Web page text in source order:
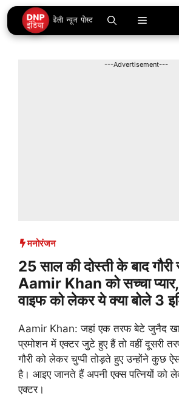
Skip
to
content
Menu
---Advertisement---
मनोरंजन
25 साल की दोस्ती के बाद गौरी
Aamir Khan को सच्चा प्यार,
वाइफ को लेकर ये क्या बोले 3
Aamir Khan: जहां एक तरफ बेटे जुनैद
प्रमोशन में एक्टर जुटे हुए हैं तो वहीं दूसरी
गौरी को लेकर चुप्पी तोड़ते हुए उन्होंने कुछ
है। आइए जानते हैं अपनी एक्स पत्नियों को
एक्टर।